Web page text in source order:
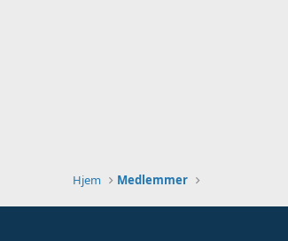
Hjem Medlemmer